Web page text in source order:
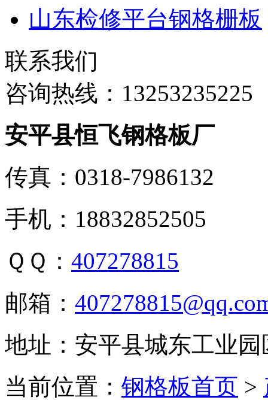
山东检修平台钢格栅板
联系我们
咨询热线： 13253235225
安平县恒飞钢格板厂
传真：0318-7986132
手机：18832852505
ＱＱ： 407278815
邮箱：
地址：安平县城东工业园
当前位置： 钢格板首页 >